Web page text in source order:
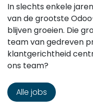
In slechts enkele
van de grootste
blijven groeien. Die
team van gedreven
klantgerichtheid
ons team?
Alle jobs